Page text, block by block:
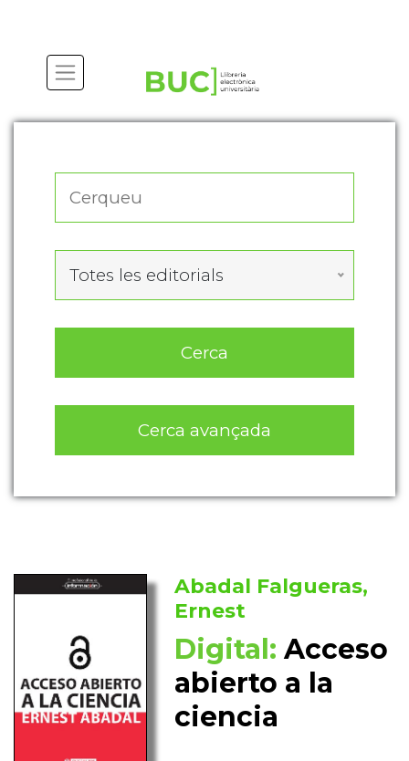
Totes les editorials
Cerca
Cerca avançada
Abadal Falgueras,
Ernest
Digital: Acceso
abierto a la
ciencia